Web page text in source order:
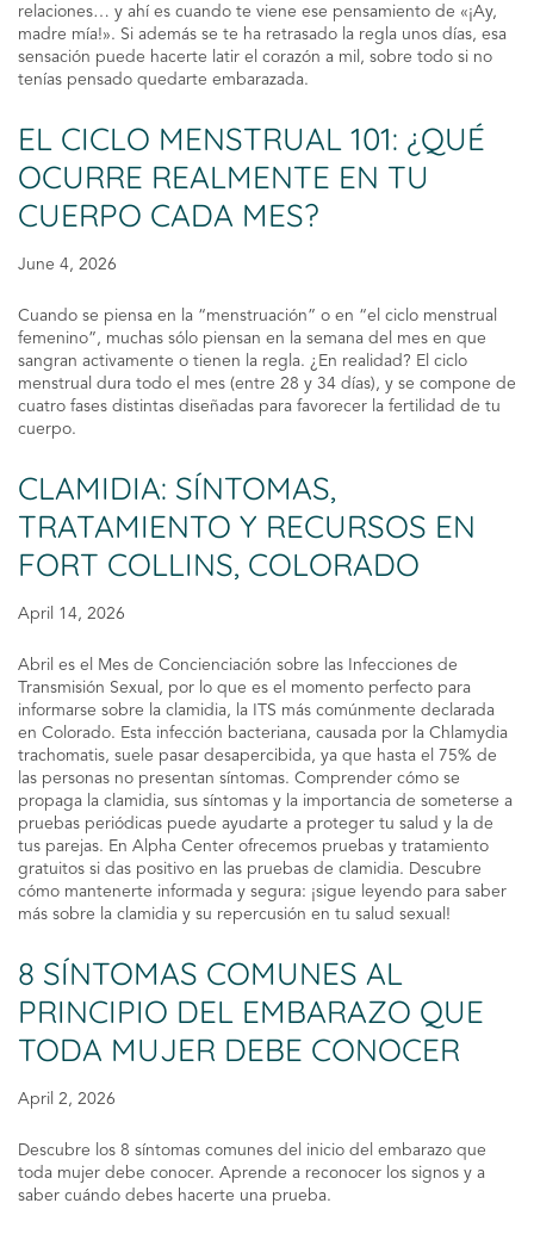
relaciones… y ahí es cuando te viene ese pensamiento de «¡Ay,
madre mía!». Si además se te ha retrasado la regla unos días, esa
sensación puede hacerte latir el corazón a mil, sobre todo si no
tenías pensado quedarte embarazada.
EL CICLO MENSTRUAL 101: ¿QUÉ
OCURRE REALMENTE EN TU
CUERPO CADA MES?
June 4, 2026
Cuando se piensa en la “menstruación” o en “el ciclo menstrual
femenino”, muchas sólo piensan en la semana del mes en que
sangran activamente o tienen la regla. ¿En realidad? El ciclo
menstrual dura todo el mes (entre 28 y 34 días), y se compone de
cuatro fases distintas diseñadas para favorecer la fertilidad de tu
cuerpo.
CLAMIDIA: SÍNTOMAS,
TRATAMIENTO Y RECURSOS EN
FORT COLLINS, COLORADO
April 14, 2026
Abril es el Mes de Concienciación sobre las Infecciones de
Transmisión Sexual, por lo que es el momento perfecto para
informarse sobre la clamidia, la ITS más comúnmente declarada
en Colorado. Esta infección bacteriana, causada por la Chlamydia
trachomatis, suele pasar desapercibida, ya que hasta el 75% de
las personas no presentan síntomas. Comprender cómo se
propaga la clamidia, sus síntomas y la importancia de someterse a
pruebas periódicas puede ayudarte a proteger tu salud y la de
tus parejas. En Alpha Center ofrecemos pruebas y tratamiento
gratuitos si das positivo en las pruebas de clamidia. Descubre
cómo mantenerte informada y segura: ¡sigue leyendo para saber
más sobre la clamidia y su repercusión en tu salud sexual!
8 SÍNTOMAS COMUNES AL
PRINCIPIO DEL EMBARAZO QUE
TODA MUJER DEBE CONOCER
April 2, 2026
Descubre los 8 síntomas comunes del inicio del embarazo que
toda mujer debe conocer. Aprende a reconocer los signos y a
saber cuándo debes hacerte una prueba.